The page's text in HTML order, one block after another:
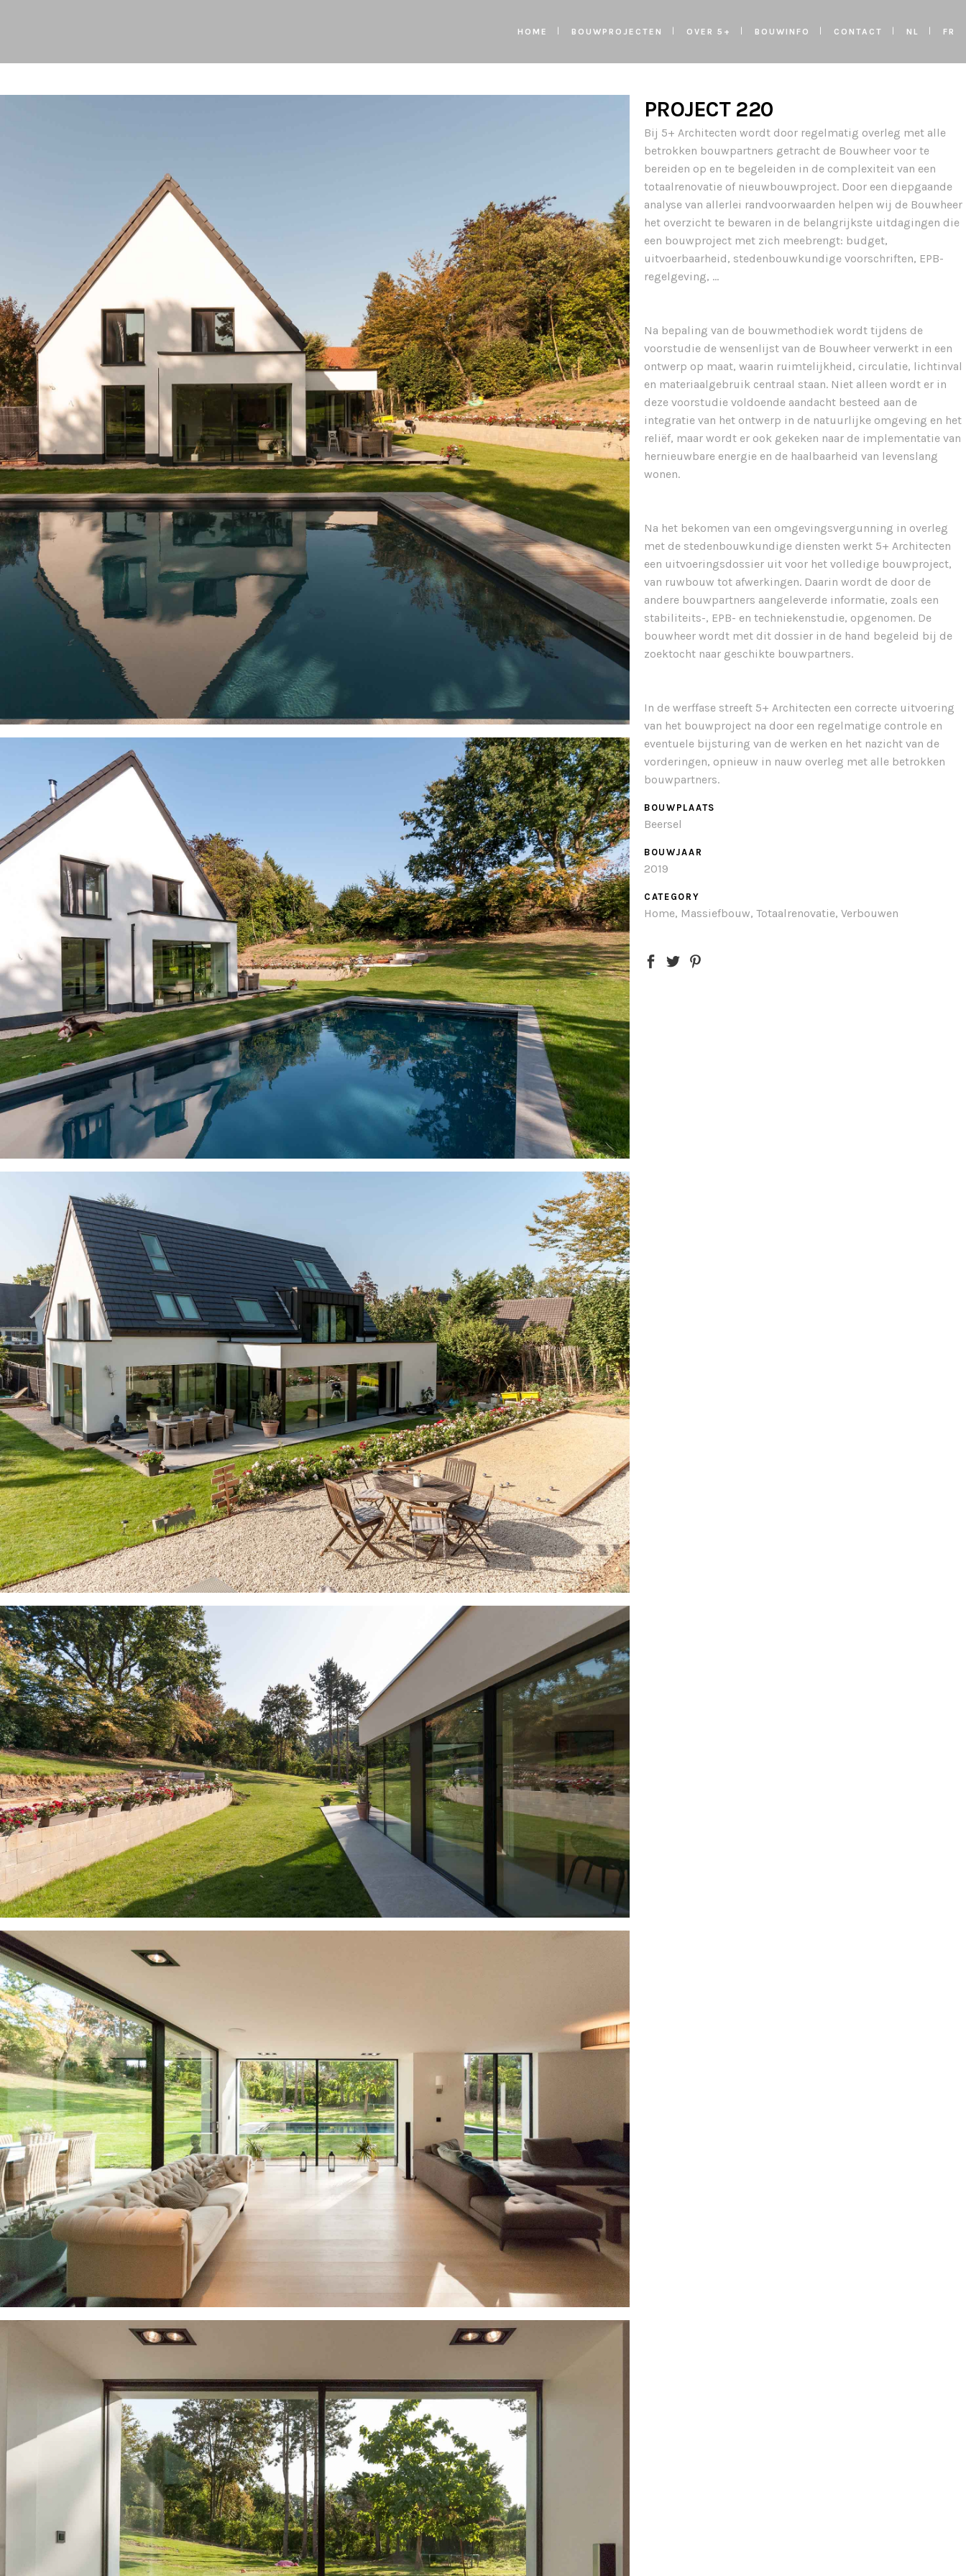
HOME BOUWPROJECTEN OVER 5+ BOUWINFO CONTACT NL FR
PROJECT 220
Bij 5+ Architecten wordt door regelmatig overleg met alle
betrokken bouwpartners getracht de Bouwheer voor te
bereiden op en te begeleiden in de complexiteit van een
totaalrenovatie of nieuwbouwproject. Door een diepgaande
analyse van allerlei randvoorwaarden helpen wij de Bouwheer
het overzicht te bewaren in de belangrijkste uitdagingen die
een bouwproject met zich meebrengt: budget,
uitvoerbaarheid, stedenbouwkundige voorschriften, EPB-
regelgeving, …
Na bepaling van de bouwmethodiek wordt tijdens de
voorstudie de wensenlijst van de Bouwheer verwerkt in een
ontwerp op maat, waarin ruimtelijkheid, circulatie, lichtinval
en materiaalgebruik centraal staan. Niet alleen wordt er in
deze voorstudie voldoende aandacht besteed aan de
integratie van het ontwerp in de natuurlijke omgeving en het
reliëf, maar wordt er ook gekeken naar de implementatie van
hernieuwbare energie en de haalbaarheid van levenslang
wonen.
Na het bekomen van een omgevingsvergunning in overleg
met de stedenbouwkundige diensten werkt 5+ Architecten
een uitvoeringsdossier uit voor het volledige bouwproject,
van ruwbouw tot afwerkingen. Daarin wordt de door de
andere bouwpartners aangeleverde informatie, zoals een
stabiliteits-, EPB- en techniekenstudie, opgenomen. De
bouwheer wordt met dit dossier in de hand begeleid bij de
zoektocht naar geschikte bouwpartners.
In de werffase streeft 5+ Architecten een correcte uitvoering
van het bouwproject na door een regelmatige controle en
eventuele bijsturing van de werken en het nazicht van de
vorderingen, opnieuw in nauw overleg met alle betrokken
bouwpartners.
BOUWPLAATS
Beersel
BOUWJAAR
2019
CATEGORY
Home, Massiefbouw, Totaalrenovatie, Verbouwen